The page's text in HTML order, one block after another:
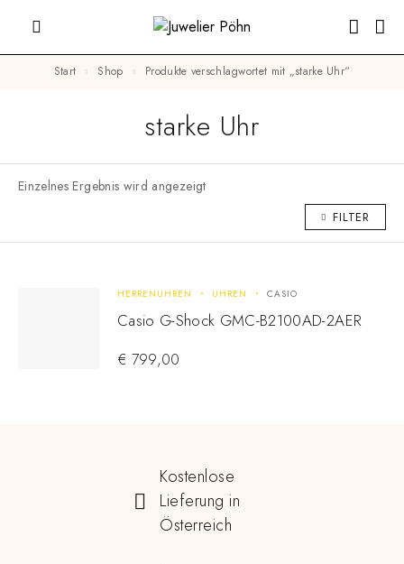
Start Shop Produkte verschlagwortet mit „starke Uhr“
starke Uhr
Einzelnes Ergebnis wird angezeigt
FILTER
HERRENUHREN UHREN CASIO
Casio G-Shock GMC-B2100AD-2AER
€ 799,00
Kostenlose
Lieferung in
Österreich